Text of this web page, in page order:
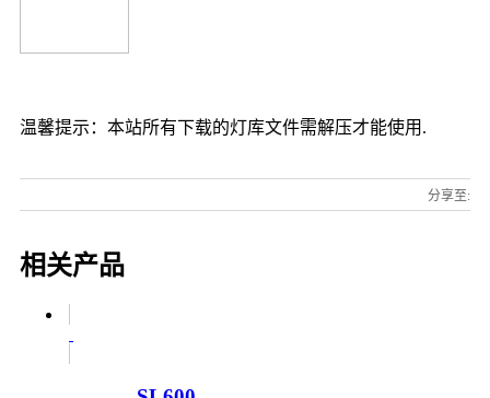
温馨提示：本站所有下载的灯库文件需解压才能使用.
分享至:
相关产品